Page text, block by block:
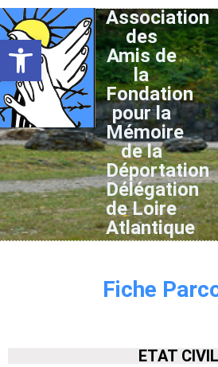
Ouvrir la barre d’outils
Association
des
Amis de
la
Fondation
pour la
Mémoire
de la
Déportation
Délégation
de Loire
Atlantique
Fiche
ETAT CIVIL